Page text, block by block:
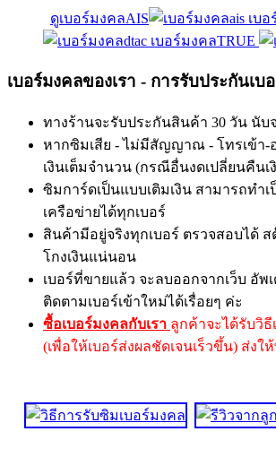
ดูเบอร์มงคลAIS
เบ
เบอร์มงคลTRUE
เบอร์มงคลของเรา - การรับประกันเบ
ทางร้านจะรับประกันสินค้า 30 วัน นั
หากซิมเสีย - ไม่มีสัญญาณ - โทรเข้า-
เงินเต็มจำนวน (กรณีอื่นงดเปลี่ยนคืนเ
ซิมการ์ดเป็นแบบเติมเงิน สามารถทำเ
เครือข่ายได้ทุกเบอร์
สินค้ามีอยู่จริงทุกเบอร์ ตรวจสอบได้ ส
โกงเงินแน่นอน
เบอร์ที่ขายแล้ว จะลบออกจากเว็บ อัพ
ติดตามเบอร์เข้าใหม่ได้เรื่อยๆ ค่ะ
ซื้อเบอร์มงคลกับเรา ลูกค้าจะได้รับวิธี
(เพื่อให้เบอร์ส่งผลชัดเจนเร็วขึ้น) ส่งใ